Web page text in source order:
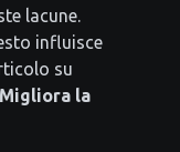
lacune.
influisce
su
la